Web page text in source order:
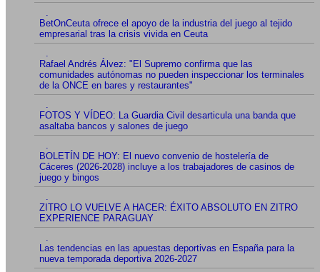
.
BetOnCeuta ofrece el apoyo de la industria del juego al tejido
empresarial tras la crisis vivida en Ceuta
.
Rafael Andrés Álvez: "El Supremo confirma que las
comunidades autónomas no pueden inspeccionar los terminales
de la ONCE en bares y restaurantes"
.
FOTOS Y VÍDEO: La Guardia Civil desarticula una banda que
asaltaba bancos y salones de juego
.
BOLETÍN DE HOY: El nuevo convenio de hostelería de
Cáceres (2026-2028) incluye a los trabajadores de casinos de
juego y bingos
.
ZITRO LO VUELVE A HACER: ÉXITO ABSOLUTO EN ZITRO
EXPERIENCE PARAGUAY
.
Las tendencias en las apuestas deportivas en España para la
nueva temporada deportiva 2026-2027